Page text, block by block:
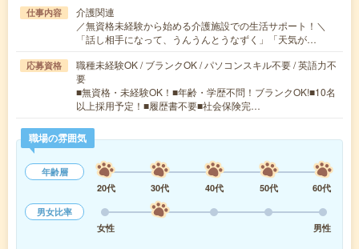
仕事内容
介護関連
／無資格未経験から始める介護施設での生活サポート！＼
「話し相手になって、うんうんとうなずく」「天気が…
応募資格
職種未経験OK / ブランクOK / パソコンスキル不要 / 英語力不
要
■無資格・未経験OK！■年齢・学歴不問！ブランクOK!■10名
以上採用予定！■履歴書不要■社会保険完…
職場の雰囲気
年齢層
20代
30代 40代 50代
60代
男女比率
女性
男性